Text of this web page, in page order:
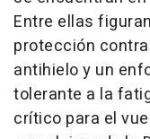
Entre ellas
protección
antihielo y un
tolerante a la
crítico para el